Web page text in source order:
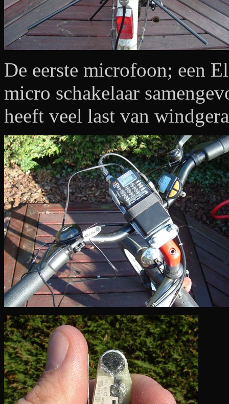
De eerste microfoon; een
micro schakelaar
heeft veel last van